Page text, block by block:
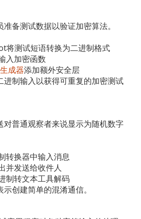
备测试数据以验证加密算法。
将测试短语转换为二进制格式
入加密函数
成器添加额外安全层
进制输入以获得可重复的加密测试
对普通观察者来说显示为随机数字
转换器中输入消息
并发送给收件人
制转文本工具解码
创建简单的混淆通信。